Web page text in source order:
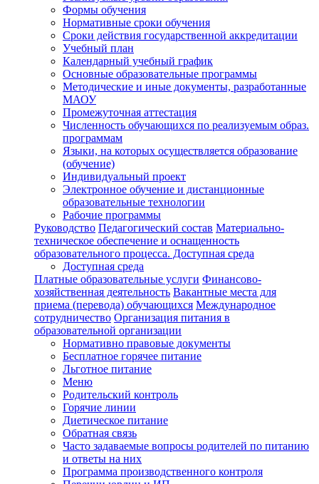
Формы обучения
Нормативные сроки обучения
Сроки действия государственной аккредитации
Учебный план
Календарный учебный график
Основные образовательные программы
Методические и иные документы, разработанные
МАОУ
Промежуточная аттестация
Численность обучающихся по реализуемым образ.
программам
Языки, на которых осуществляется образование
(обучение)
Индивидуальный проект
Электронное обучение и дистанционные
образовательные технологии
Рабочие программы
Руководство Педагогический состав Материально-
техническое обеспечение и оснащенность
образовательного процесса. Доступная среда
Доступная среда
Платные образовательные услуги Финансово-
хозяйственная деятельность Вакантные места для
приема (перевода) обучающихся Международное
сотрудничество Организация питания в
образовательной организации
Нормативно правовые документы
Бесплатное горячее питание
Льготное питание
Меню
Родительский контроль
Горячие линии
Диетическое питание
Обратная связь
Часто задаваемые вопросы родителей по питанию
и ответы на них
Программа производственного контроля